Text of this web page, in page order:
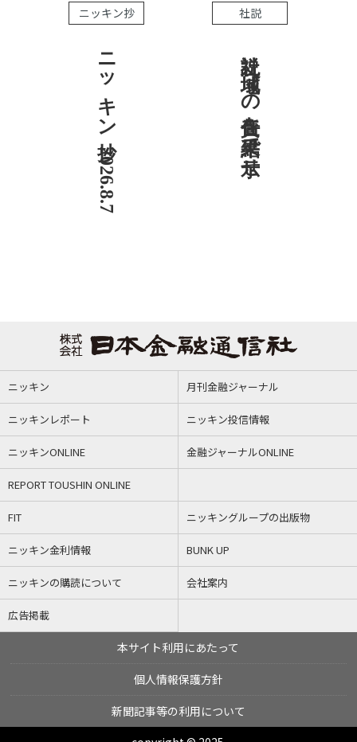
ニッキン抄
ニッキン抄 2026.8.7
社説
社説 地域への責任を結果で示せ
ニッキン 月刊金融ジャーナル
ニッキンレポート ニッキン投信情報
ニッキンONLINE 金融ジャーナルONLINE
REPORT TOUSHIN ONLINE
FIT ニッキングループの出版物
ニッキン金利情報 BUNK UP
ニッキンの購読について 会社案内
広告掲載
本サイト利用にあたって
個人情報保護方針
新聞記事等の利用について